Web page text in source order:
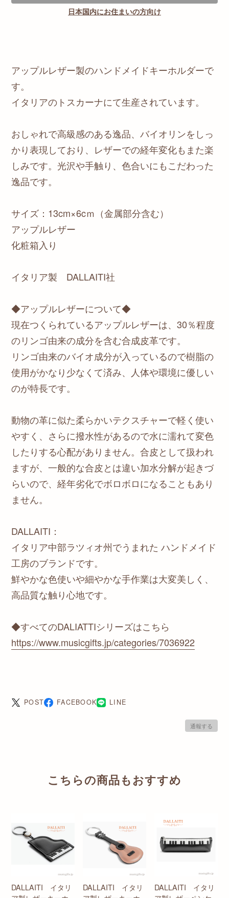
日本国内にお住まいの方向け
アップルレザー製のハンドメイドキーホルダーで
す。
イタリアのトスカーナにて生産されています。
おしゃれで高級感のある逸品、バイオリンをしっ
かり表現しており、レザーでの経年変化もまた楽
しみです。光沢や手触り、色合いにもこだわった
逸品です。
サイズ：13cm×6cｍ（金属部分含む）
アップルレザー
化粧箱入り
イタリア製 DALLAITI社
◆アップルレザーについて◆
現在つくられているアップルレザーは、30％程度
のリンゴ由来の成分を含む合成皮革です。
リンゴ由来のバイオ成分が入っているので樹脂の
使用がかなり少なくて済み、人体や環境に優しい
のが特長です。
動物の革に似た柔らかいテクスチャーで軽く使い
やすく、さらに撥水性があるので水に濡れて変色
したりする心配がありません。合皮として扱われ
ますが、一般的な合皮とは違い加水分解が起きづ
らいので、経年劣化でボロボロになることもあり
ません。
DALLAITI：
イタリア中部ラツィオ州でうまれた ハンドメイド
工房のブランドです。
鮮やかな色使いや細やかな手作業は大変美しく、
高品質な触り心地です。
◆すべてのDALIATTIシリーズはこちら
https://www.musicgifts.jp/categories/7036922
POST FACEBOOK LINE
通報する
こちらの商品もおすすめ
DALLAITI イタリ
DALLAITI イタリ
DALLAITI イタリ